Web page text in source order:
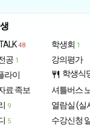
48
공 1
라이
료·족보
9
5
학생회 1
강의평가
restaurant 학생식
셔틀버스
열람실 (실
수강신청